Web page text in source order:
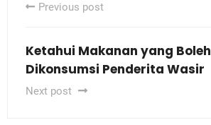
Previous post
Ketahui Makanan yang Boleh
Dikonsumsi Penderita Wasir
Next post